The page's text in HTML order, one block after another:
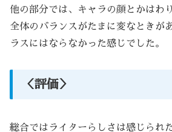
他の部分では、キャラの顔とかはわ
全体のバランスがたまに変なときが
ラスにはならなかった感じでした。
＜評価＞
総合ではライターらしさは感じられ